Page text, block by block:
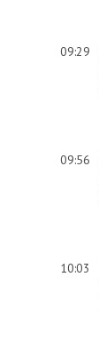
09:29
09:56
10:03